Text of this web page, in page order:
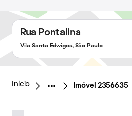
Rua Pontalina
Vila Santa Edwiges, São Paulo
Início Imóvel 2356635